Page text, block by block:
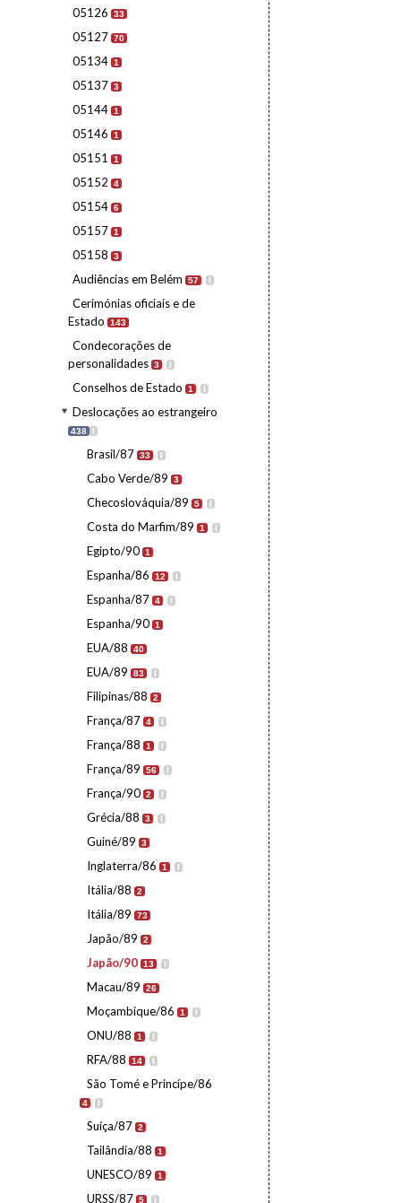
05126 33
05127 70
05134 1
05137 3
05144 1
05146 1
05151 1
05152 4
05154 6
05157 1
05158 3
Audiências em Belém 57 I
Cerimónias oficiais e de
Estado
143
Condecorações de
personalidades 3 I
Conselhos de Estado 1 I
Deslocações ao estrangeiro
438 I
Brasil/87 33 I
Cabo Verde/89 3
Checoslováquia/89 5 I
Costa do Marfim/89 1 I
Egipto/90 1
Espanha/86 12 I
Espanha/87 4 I
Espanha/90 1
EUA/88 40
EUA/89 83 I
Filipinas/88 2
França/87 4 I
França/88 1 I
França/89 56 I
França/90 2 I
Grécia/88 3 I
Guiné/89 3
Inglaterra/86 1 I
Itália/88 2
Itália/89 73
Japão/89 2
Japão/90 13 I
Macau/89 26
Moçambique/86 1 I
ONU/88 1 I
RFA/88 14 I
São Tomé e Princípe/86
4 I
Suíça/87 2
Tailândia/88 1
UNESCO/89 1
URSS/87 5 I